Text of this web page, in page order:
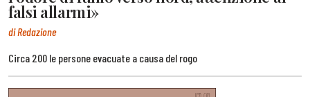
falsi allarmi»
di Redazione
Circa 200 le persone evacuate a causa del rogo